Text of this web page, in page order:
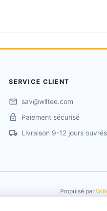
SERVICE CLIENT
sav@wiltee.com
Paiement sécurisé
Livraison 9-12 jours ouvrés
Propulsé par